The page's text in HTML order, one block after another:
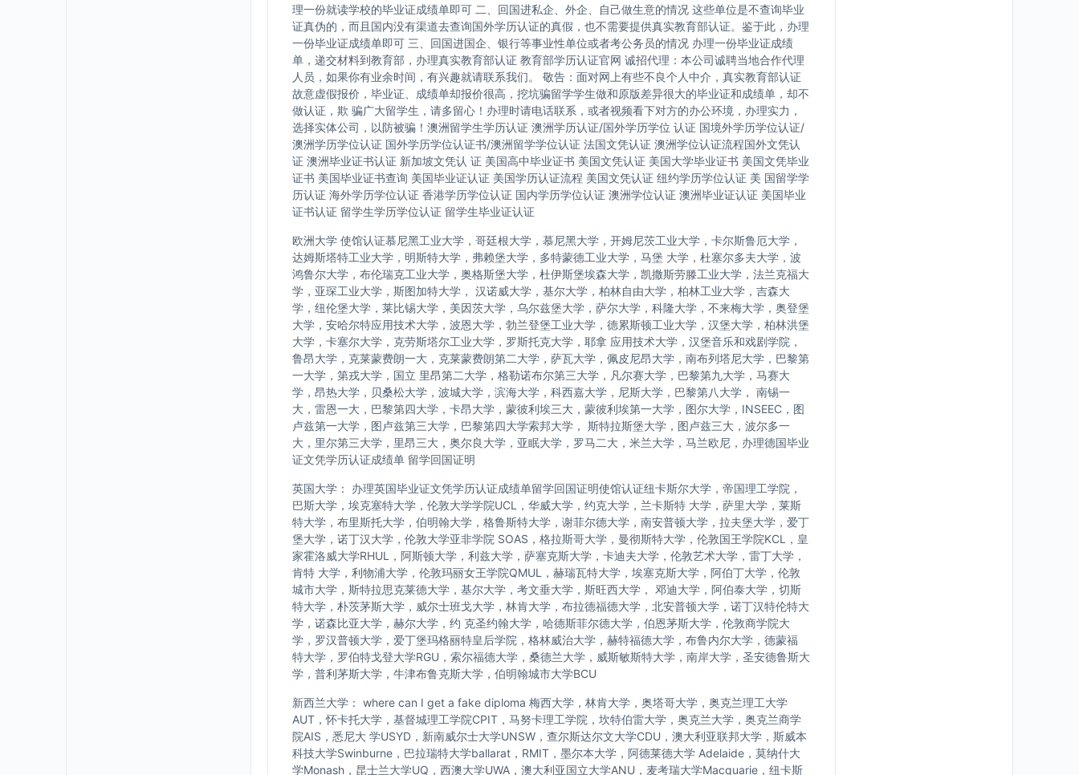
理一份就读学校的毕业证成绩单即可 二、回国进私企、外企、自己做生意的情况 这些单位是不查询毕业
证真伪的，而且国内没有渠道去查询国外学历认证的真假，也不需要提供真实教育部认证。鉴于此，办理
一份毕业证成绩单即可 三、回国进国企、银行等事业性单位或者考公务员的情况 办理一份毕业证成绩
单，递交材料到教育部，办理真实教育部认证 教育部学历认证官网 诚招代理：本公司诚聘当地合作代理
人员，如果你有业余时间，有兴趣就请联系我们。 敬告：面对网上有些不良个人中介，真实教育部认证
故意虚假报价，毕业证、成绩单却报价很高，挖坑骗留学学生做和原版差异很大的毕业证和成绩单，却不
做认证，欺 骗广大留学生，请多留心！办理时请电话联系，或者视频看下对方的办公环境，办理实力，
选择实体公司，以防被骗！澳洲留学生学历认证 澳洲学历认证/国外学历学位 认证 国境外学历学位认证/
澳洲学历学位认证 国外学历学位认证书/澳洲留学学位认证 法国文凭认证 澳洲学位认证流程国外文凭认
证 澳洲毕业证书认证 新加坡文凭认 证 美国高中毕业证书 美国文凭认证 美国大学毕业证书 美国文凭毕业
证书 美国毕业证书查询 美国毕业证认证 美国学历认证流程 美国文凭认证 纽约学历学位认证 美 国留学学
历认证 海外学历学位认证 香港学历学位认证 国内学历学位认证 澳洲学位认证 澳洲毕业证认证 美国毕业
证书认证 留学生学历学位认证 留学生毕业证认证
欧洲大学 使馆认证慕尼黑工业大学，哥廷根大学，慕尼黑大学，开姆尼茨工业大学，卡尔斯鲁厄大学，
达姆斯塔特工业大学，明斯特大学，弗赖堡大学，多特蒙德工业大学，马堡 大学，杜塞尔多夫大学，波
鸿鲁尔大学，布伦瑞克工业大学，奥格斯堡大学，杜伊斯堡埃森大学，凯撒斯劳滕工业大学，法兰克福大
学，亚琛工业大学，斯图加特大学， 汉诺威大学，基尔大学，柏林自由大学，柏林工业大学，吉森大
学，纽伦堡大学，莱比锡大学，美因茨大学，乌尔兹堡大学，萨尔大学，科隆大学，不来梅大学，奥登堡
大学，安哈尔特应用技术大学，波恩大学，勃兰登堡工业大学，德累斯顿工业大学，汉堡大学，柏林洪堡
大学，卡塞尔大学，克劳斯塔尔工业大学，罗斯托克大学，耶拿 应用技术大学，汉堡音乐和戏剧学院，
鲁昂大学，克莱蒙费朗一大，克莱蒙费朗第二大学，萨瓦大学，佩皮尼昂大学，南布列塔尼大学，巴黎第
一大学，第戎大学，国立 里昂第二大学，格勒诺布尔第三大学，凡尔赛大学，巴黎第九大学，马赛大
学，昂热大学，贝桑松大学，波城大学，滨海大学，科西嘉大学，尼斯大学，巴黎第八大学， 南锡一
大，雷恩一大，巴黎第四大学，卡昂大学，蒙彼利埃三大，蒙彼利埃第一大学，图尔大学，INSEEC，图
卢兹第一大学，图卢兹第三大学，巴黎第四大学索邦大学， 斯特拉斯堡大学，图卢兹三大，波尔多一
大，里尔第三大学，里昂三大，奥尔良大学，亚眠大学，罗马二大，米兰大学，马兰欧尼，办理德国毕业
证文凭学历认证成绩单 留学回国证明
英国大学： 办理英国毕业证文凭学历认证成绩单留学回国证明使馆认证纽卡斯尔大学，帝国理工学院，
巴斯大学，埃克塞特大学，伦敦大学学院UCL，华威大学，约克大学，兰卡斯特 大学，萨里大学，莱斯
特大学，布里斯托大学，伯明翰大学，格鲁斯特大学，谢菲尔德大学，南安普顿大学，拉夫堡大学，爱丁
堡大学，诺丁汉大学，伦敦大学亚非学院 SOAS，格拉斯哥大学，曼彻斯特大学，伦敦国王学院KCL，皇
家霍洛威大学RHUL，阿斯顿大学，利兹大学，萨塞克斯大学，卡迪夫大学，伦敦艺术大学，雷丁大学，
肯特 大学，利物浦大学，伦敦玛丽女王学院QMUL，赫瑞瓦特大学，埃塞克斯大学，阿伯丁大学，伦敦
城市大学，斯特拉思克莱德大学，基尔大学，考文垂大学，斯旺西大学， 邓迪大学，阿伯泰大学，切斯
特大学，朴茨茅斯大学，威尔士班戈大学，林肯大学，布拉德福德大学，北安普顿大学，诺丁汉特伦特大
学，诺森比亚大学，赫尔大学，约 克圣约翰大学，哈德斯菲尔德大学，伯恩茅斯大学，伦敦商学院大
学，罗汉普顿大学，爱丁堡玛格丽特皇后学院，格林威治大学，赫特福德大学，布鲁内尔大学，德蒙福
特大学，罗伯特戈登大学RGU，索尔福德大学，桑德兰大学，威斯敏斯特大学，南岸大学，圣安德鲁斯大
学，普利茅斯大学，牛津布鲁克斯大学，伯明翰城市大学BCU
新西兰大学： where can I get a fake diploma 梅西大学，林肯大学，奥塔哥大学，奥克兰理工大学
AUT，怀卡托大学，基督城理工学院CPIT，马努卡理工学院，坎特伯雷大学，奥克兰大学，奥克兰商学
院AIS，悉尼大 学USYD，新南威尔士大学UNSW，查尔斯达尔文大学CDU，澳大利亚联邦大学，斯威本
科技大学Swinburne，巴拉瑞特大学ballarat，RMIT，墨尔本大学，阿德莱德大学 Adelaide，莫纳什大
学Monash，昆士兰大学UQ，西澳大学UWA，澳大利亚国立大学ANU，麦考瑞大学Macquarie，纽卡斯